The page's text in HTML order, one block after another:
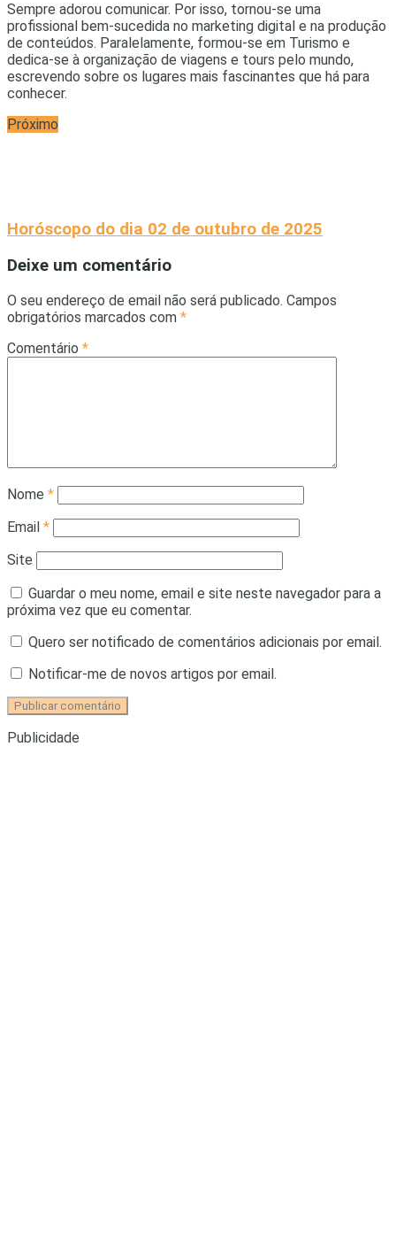
Sempre adorou comunicar. Por isso, tornou-se uma
profissional bem-sucedida no marketing digital e na produção
de conteúdos. Paralelamente, formou-se em Turismo e
dedica-se à organização de viagens e tours pelo mundo,
escrevendo sobre os lugares mais fascinantes que há para
conhecer.
Próximo
Horóscopo do dia 02 de outubro de 2025
Deixe um comentário
O seu endereço de email não será publicado. Campos
obrigatórios marcados com *
Comentário *
Nome *
Email *
Site
Guardar o meu nome, email e site neste navegador para a
próxima vez que eu comentar.
Quero ser notificado de comentários adicionais por email.
Notificar-me de novos artigos por email.
Publicidade